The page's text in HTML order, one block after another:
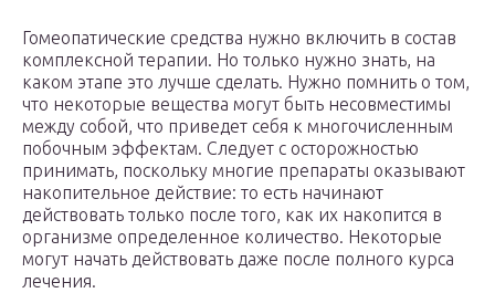
Гомеопатические средства нужно включить в состав
комплексной терапии. Но только нужно знать, на
каком этапе это лучше сделать. Нужно помнить о том,
что некоторые вещества могут быть несовместимы
между собой, что приведет себя к многочисленным
побочным эффектам. Следует с осторожностью
принимать, поскольку многие препараты оказывают
накопительное действие: то есть начинают
действовать только после того, как их накопится в
организме определенное количество. Некоторые
могут начать действовать даже после полного курса
лечения.